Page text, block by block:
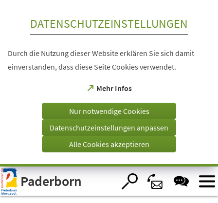
Visuelle
Assistenzsoftware
öffnen.
DATENSCHUTZEINSTELLUNGEN
Durch die Nutzung dieser Website erklären Sie sich damit
einverstanden, dass diese Seite Cookies verwendet.
Mehr Infos
(Öffnet
einem
Tab)
Nur notwendige Cookies
Datenschutzeinstellungen anpassen
Alle Cookies akzeptieren
Paderborn